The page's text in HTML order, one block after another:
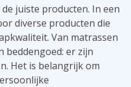
juiste producten. In een
diverse producten die
Van matrassen
beddengoed: er zijn
Het is belangrijk om